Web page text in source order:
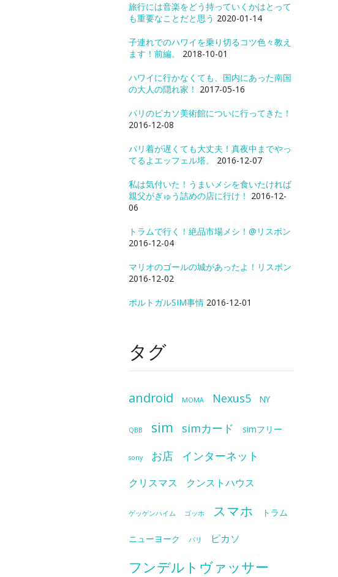
旅行には音楽をどう持っていくかはとって
も重要なことだと思う 2020-01-14
子連れでのハワイを乗り切るコツ色々教え
ます！前編。
2018-10-01
ハワイに行かなくても、国内にあった南国
の大人の隠れ家！ 2017-05-16
パリのピカソ美術館についに行ってきた！
2016-12-08
パリ着が遅くても大丈夫！真夜中までやっ
てるよエッフェル塔。
2016-12-07
私は気付いた！うまいメシを食いたければ
親父がぎゅう詰めの店に行け！ 2016-12-
06
トラムで行く！絶品市場メシ！@リスボン
2016-12-04
マリオのゴールの城があったよ！リスボン
2016-12-02
ポルトガルSIM事情 2016-12-01
タグ
android MOMA Nexus5 NY
QBB sim simカード simフリー
sony お店 インターネット
クリスマス クンストハウス
ゲッゲンハイム ゴッホ スマホ トラム
ニューヨーク パリ ピカソ
フンデルトヴァッサー